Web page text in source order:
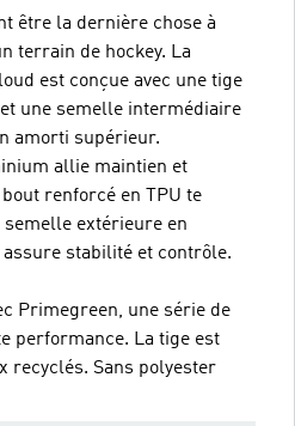
être la dernière chose à
terrain de hockey. La
est conçue avec une tige
une semelle intermédiaire
amorti supérieur.
allie maintien et
renforcé en TPU te
extérieure en
stabilité et contrôle.
Primegreen, une série de
performance. La tige est
recyclés. Sans polyester